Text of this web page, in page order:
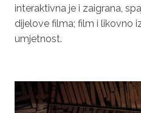
interaktivna je i zaigrana,
dijelove filma; film i likovno
umjetnost.